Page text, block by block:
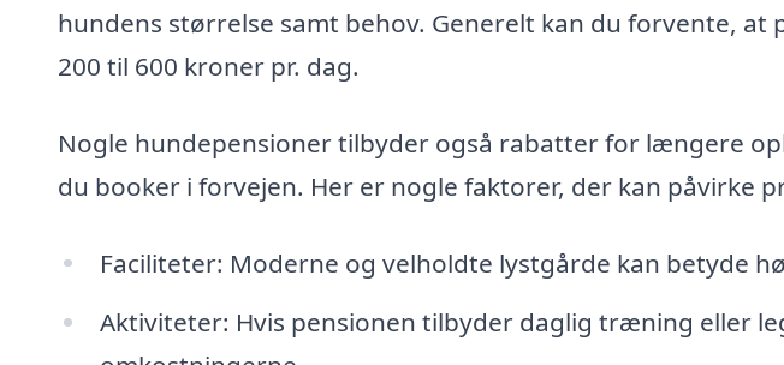
hundens størrelse samt behov. Generelt kan du forvente, at
200 til 600 kroner pr. dag.
Nogle hundepensioner tilbyder også rabatter for længere
du booker i forvejen. Her er nogle faktorer, der kan påvirke
Faciliteter: Moderne og velholdte lystgårde kan betyde
Aktiviteter: Hvis pensionen tilbyder daglig træning eller